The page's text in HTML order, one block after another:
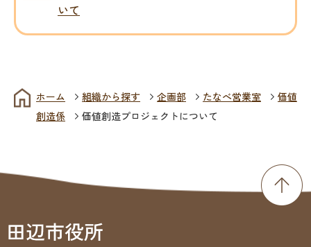
いて
ホーム 組織から探す 企画部 たなべ営業室
価値
創造係
価値創造プロジェクトについて